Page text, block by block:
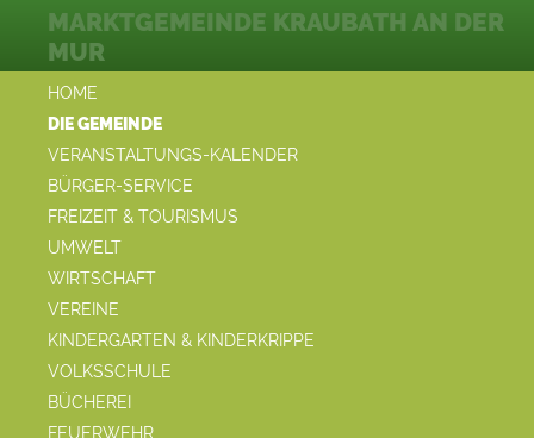
HOME
DIE GEMEINDE
VERANSTALTUNGS-KALENDER
BÜRGER-SERVICE
FREIZEIT & TOURISMUS
UMWELT
WIRTSCHAFT
VEREINE
KINDERGARTEN & KINDERKRIPPE
VOLKSSCHULE
BÜCHEREI
FEUERWEHR
MARKTGEMEINDE KRAUBATH AN DER
MUR